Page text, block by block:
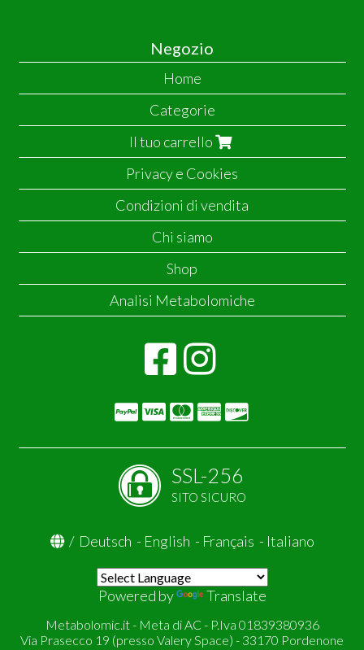
Negozio
Home
Categorie
Il tuo carrello
Privacy e Cookies
Condizioni di vendita
Chi siamo
Shop
Analisi Metabolomiche
SSL-256
SITO SICURO
/ Deutsch - English - Français - Italiano
Powered by Translate
Metabolomic.it - Meta di AC - P.Iva 01839380936
Via Prasecco 19 (presso Valery Space) - 33170 Pordenone